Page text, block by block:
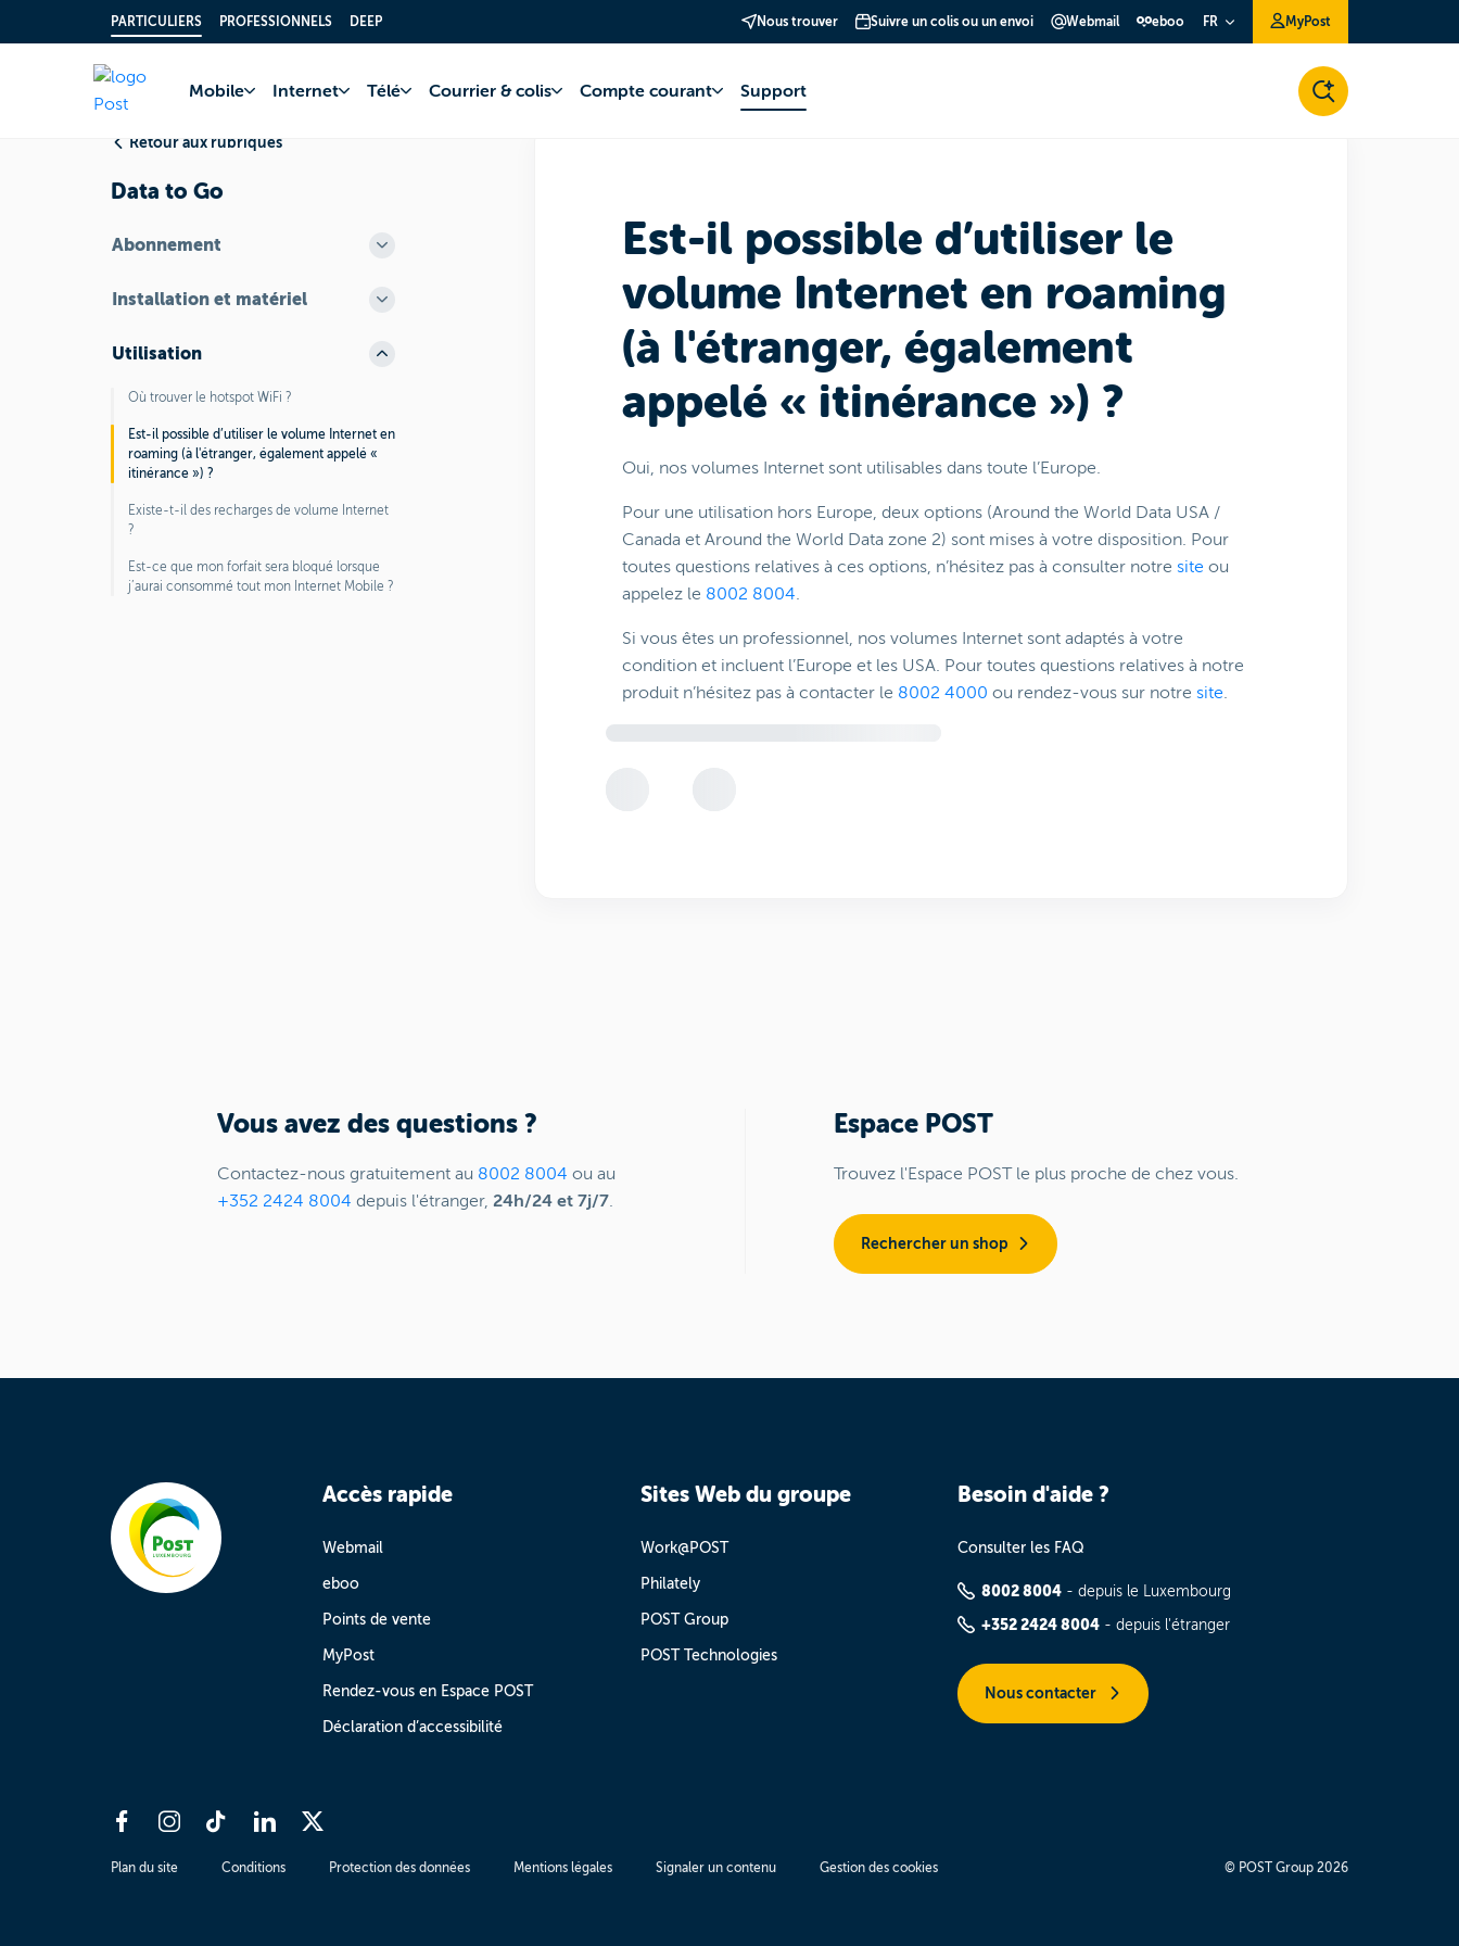
PARTICULIERS PROFESSIONNELS DEEP Nous trouver Suivre un colis ou un envoi Webmail eboo FR MyPost
Mobile Internet Télé Courrier & colis Compte courant Support
Retour aux rubriques
Data to Go
Abonnement
Installation et matériel
Utilisation
Où trouver le hotspot WiFi ?
Est-il possible d’utiliser le volume Internet en
roaming (à l'étranger, également appelé «
itinérance ») ?
Existe-t-il des recharges de volume Internet
?
Est-ce que mon forfait sera bloqué lorsque
j’aurai consommé tout mon Internet Mobile ?
Est-il possible d’utiliser le
volume Internet en roaming
(à l'étranger, également
appelé « itinérance ») ?
Oui, nos volumes Internet sont utilisables dans toute l’Europe.
Pour une utilisation hors Europe, deux options (Around the World Data USA /
Canada et Around the World Data zone 2) sont mises à votre disposition. Pour
toutes questions relatives à ces options, n’hésitez pas à consulter notre site ou
appelez le 8002 8004.
Si vous êtes un professionnel, nos volumes Internet sont adaptés à votre
condition et incluent l’Europe et les USA. Pour toutes questions relatives à notre
produit n’hésitez pas à contacter le 8002 4000 ou rendez-vous sur notre site.
Vous avez des questions ?
Contactez-nous gratuitement au 8002 8004 ou au
+352 2424 8004 depuis l'étranger, 24h/24 et 7j/7.
Espace POST
Trouvez l'Espace POST le plus proche de chez vous.
Rechercher un shop
Accès rapide
Webmail
eboo
Points de vente
MyPost
Rendez-vous en Espace POST
Déclaration d’accessibilité
Sites Web du groupe
Work@POST
Philately
POST Group
POST Technologies
Besoin d'aide ?
Consulter les FAQ
8002 8004 - depuis le Luxembourg
+352 2424 8004 - depuis l'étranger
Nous contacter
Plan du site Conditions Protection des données Mentions légales Signaler un contenu Gestion des cookies © POST Group 2026